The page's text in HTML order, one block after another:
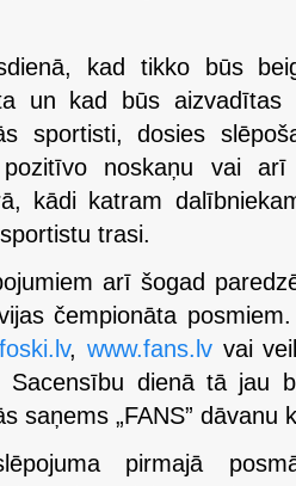
kad tikko būs
un kad būs
sportisti, dosies
noskaņu vai
kādi katram
trasi.
arī šogad
čempionāta
, www.fans.lvvai
dienā tā jau
saņems „FANS” dāvanu
pirmajā